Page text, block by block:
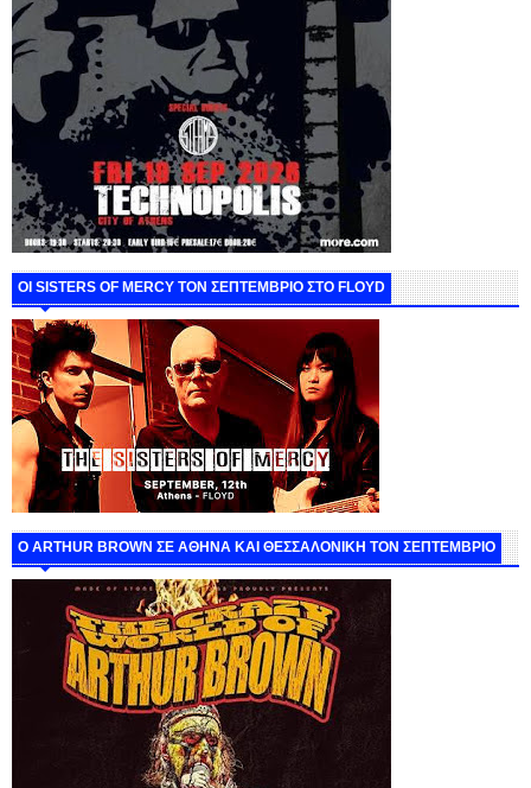
ΟΙ SISTERS OF MERCY ΤΟΝ ΣΕΠΤΕΜΒΡΙΟ ΣΤΟ FLOYD
O ARTHUR BROWN ΣΕ ΑΘΗΝΑ ΚΑΙ ΘΕΣΣΑΛΟΝΙΚΗ ΤΟΝ ΣΕΠΤΕΜΒΡΙΟ